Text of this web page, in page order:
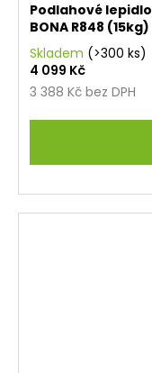
Podlahové
BONA R848 (15kg)
Skladem (>300 ks)
3 388 Kč bez DPH
4 099 Kč